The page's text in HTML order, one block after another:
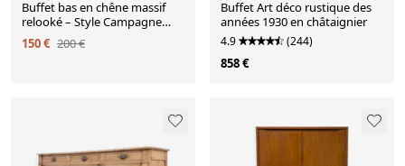
Buffet bas en chêne massif
relooké – Style Campagne
Chic / Moderne
150 € 200 €
Buffet Art déco rustique des
années 1930 en châtaignier
4.9 (244)
858 €